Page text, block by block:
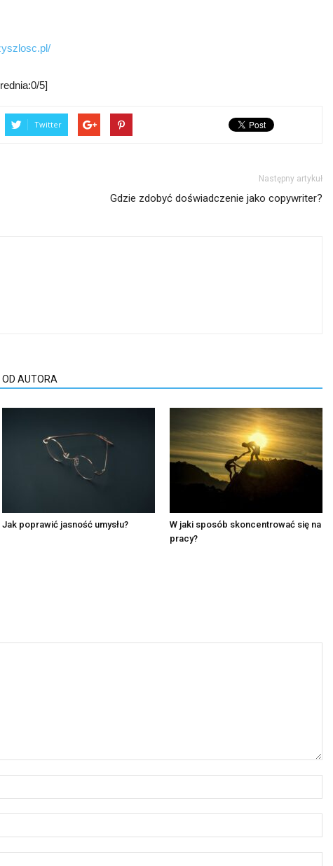
5]
Twitter
Następny artykuł
Gdzie zdobyć doświadczenie jako copywriter?
OD AUTORA
Jak poprawić jasność umysłu?
W jaki sposób skoncentrować się na
pracy?